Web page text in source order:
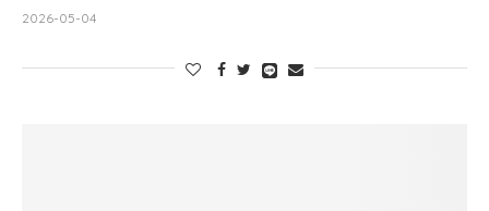
2026-05-04